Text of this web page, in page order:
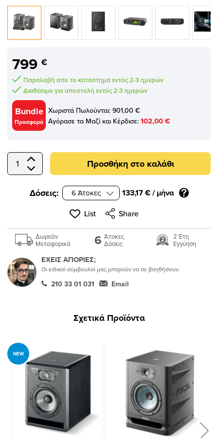
Δωρεάν
Μεταφορικά
6 Άτοκες
Δόσεις
2 Έτη
Εγγύηση
799 €
Παραλαβή απο το κατάστημα εντός 2-3 ημερών
Διαθέσιμο για αποστολή εντός 2-3 ημερών
Bundle
Προσφορά
Χωριστά Πωλούνται: 901,00 €
Αγόρασε τα Μαζί και Κέρδισε: 102,00 €
Select Quantity Προσθήκη στο καλάθι
Δόσεις: 133,17 €/ μήνα
List Share
ΕΧΕΙΣ ΑΠΟΡΙΕΣ;
Οι ειδικοί σύμβουλοί μας μπορούν να σε βοηθήσουν.
210 33 01 031 Email
Σχετικά Προϊόντα
NEW